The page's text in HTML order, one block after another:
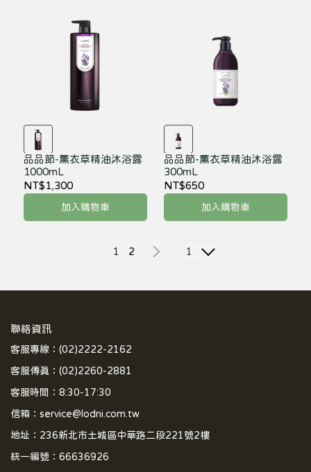
品品節-薰衣草精油沐浴露
1000mL
NT$1,300
加入購物車
品品節-薰衣草精油沐浴露
300mL
NT$650
加入購物車
1 2 1
聯絡資訊
客服專線：(02)2222-2162
客服傳真：(02)2260-2881
客服時間：8:30-17:30
信箱：service@lodni.com.tw
地址：236新北市土城區中華路二段221號2樓
統一編號：66636926